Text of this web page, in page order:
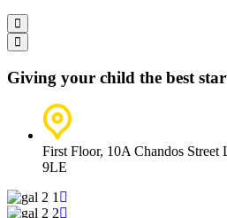
Giving your child the best
First Floor, 10A Chandos
9LE